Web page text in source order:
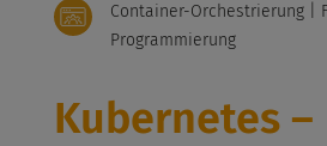
Container-Orchestrierung |
Programmierung
Kubernetes –